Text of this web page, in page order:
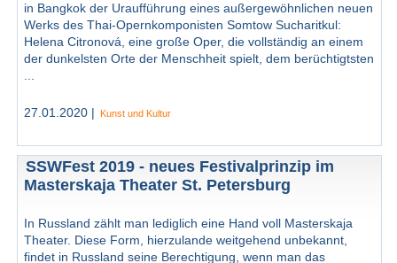
in Bangkok der Uraufführung eines außergewöhnlichen neuen
Werks des Thai-Opernkomponisten Somtow Sucharitkul:
Helena Citronová, eine große Oper, die vollständig an einem
der dunkelsten Orte der Menschheit spielt, dem berüchtigtsten
27.01.2020 | Kunst und Kultur
SSWFest 2019 - neues Festivalprinzip im
Masterskaja Theater St. Petersburg
In Russland zählt man lediglich eine Hand voll Masterskaja
Theater. Diese Form, hierzulande weitgehend unbekannt,
findet in Russland seine Berechtigung, wenn man das